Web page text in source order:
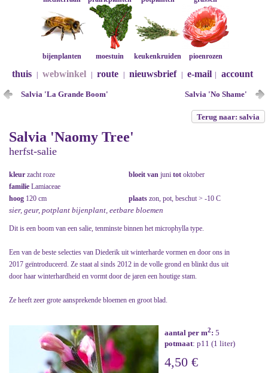
bijenplanten moestuin keukenkruiden pioenrozen
thuis webwinkel route nieuwsbrief e-mail account
Salvia 'La Grande Boom' Salvia 'No Shame'
Terug naar: salvia
Salvia 'Naomy Tree'
herfst-salie
kleur zacht roze bloeit van juni tot oktober
familie Lamiaceae
hoog 120 cm plaats zon, pot, beschut > -10 C
sier, geur, potplant bijenplant, eetbare bloemen
Dit is een boom van een salie, tenminste binnen het microphylla type.
Een van de beste selecties van Diederik uit winterharde vormen en door ons in
2017 geïntroduceerd. Ze staat al sinds 2012 in de volle grond en blinkt dus uit
door haar winterhardheid en vormt door de jaren een houtige stam.
Ze heeft zeer grote aansprekende bloemen en groot blad.
aantal per m2: 5
potmaat: p11 (1 liter)
4,50 €